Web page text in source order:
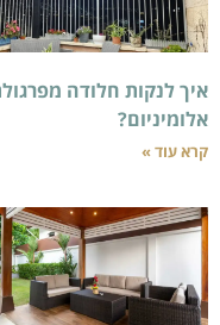
מפרגולת